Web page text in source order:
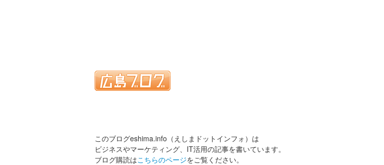
このブログeshima.info（えしまドットインフォ）は
ビジネスやマーケティング、IT活用の記事を書いています。
ブログ購読はこちらのページをご覧ください。